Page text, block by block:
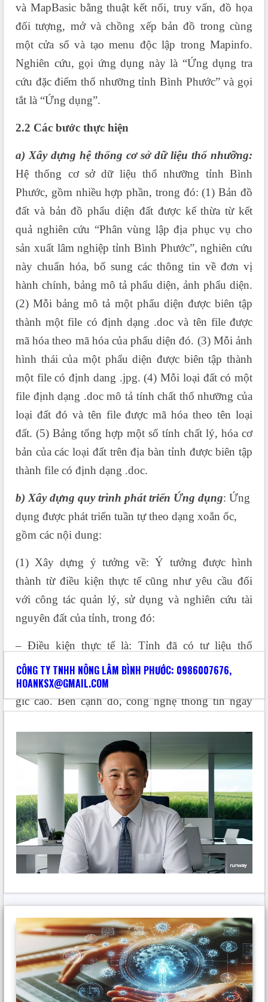
và MapBasic bằng thuật kết nối, truy vấn, đồ họa
đối tượng, mở và chồng xếp bản đồ trong cùng
một cửa sổ và tạo menu độc lập trong Mapinfo.
Nghiên cứu, gọi ứng dụng này là “Ứng dụng tra
cứu đặc điểm thổ nhưỡng tỉnh Bình Phước” và gọi
tắt là “Ứng dụng”.
2.2 Các bước thực hiện
a) Xây dựng hệ thống cơ sở dữ liệu thổ nhưỡng:
Hệ thống cơ sở dữ liệu thổ nhưỡng tỉnh Bình
Phước, gồm nhiều hợp phần, trong đó: (1) Bản đồ
đất và bản đồ phẩu diện đất được kế thừa từ kết
quả nghiên cứu “Phân vùng lập địa phục vụ cho
sản xuất lâm nghiệp tỉnh Bình Phước”, nghiên cứu
này chuẩn hóa, bổ sung các thông tin về đơn vị
hành chính, bảng mô tả phẩu diện, ảnh phẩu diện.
(2) Mỗi bảng mô tả một phẩu diện được biên tập
thành một file có định dạng .doc và tên file được
mã hóa theo mã hóa của phẩu diện đó. (3) Mỗi ảnh
hình thái của một phẩu diện được biên tập thành
một file có định dang .jpg. (4) Mỗi loại đất có một
file định dạng .doc mô tả tính chất thổ nhưỡng của
loại đất đó và tên file được mã hóa theo tên loại
đất. (5) Bảng tổng hợp một số tính chất lý, hóa cơ
bản của các loại đất trên địa bàn tỉnh được biên tập
thành file có định dạng .doc.
b) Xây dựng quy trình phát triển Ứng dụng: Ứng
dụng được phát triển tuần tự theo dạng xoắn ốc,
gồm các nội dung:
(1) Xây dựng ý tưởng về: Ý tưởng được hình
thành từ điều kiện thực tế cũng như yêu cầu đối
với công tác quản lý, sử dụng và nghiên cứu tài
nguyên đất của tỉnh, trong đó:
– Điều kiện thực tế là: Tỉnh đã có tư liệu thổ
nhưỡng tương đối đầy đủ, nhưng còn rời rạc và
chưa được sắp xếp thành một hệ thống có tính lô
gic cao. Bên cạnh đó, công nghệ thông tin ngày
sắp xếp, kết nối, truy xuất những dữ liệu này một
cách thuận lợi.
– Yêu cầu đối với công tác quản lý, sử dụng và
nghiên cứu tài nguyên đất của tỉnh là phải nắm rõ
được đặc điểm tài nguyên đất hiện tại của tỉnh để từ
đó tìm ra những giải pháp bảo vệ và phát triển bền
vững nguồn tài nguyên này.
nhưỡng, hệ thống thông tin địa lý, lâm học về ý
tưởng của ứng dụng, hoàn chỉnh ý tưởng và phác
thảo ý tưởng thành sơ đồ chức năng của ứng dụng.
(3) Thiết kế các module chức năng: Tùy theo chức
năng của module để lập trình bằng ngôn ngữ C#
CÔNG TY TNHH NÔNG LÂM BÌNH PHƯỚC: 0986007676,
HOANKSX@GMAIL.COM